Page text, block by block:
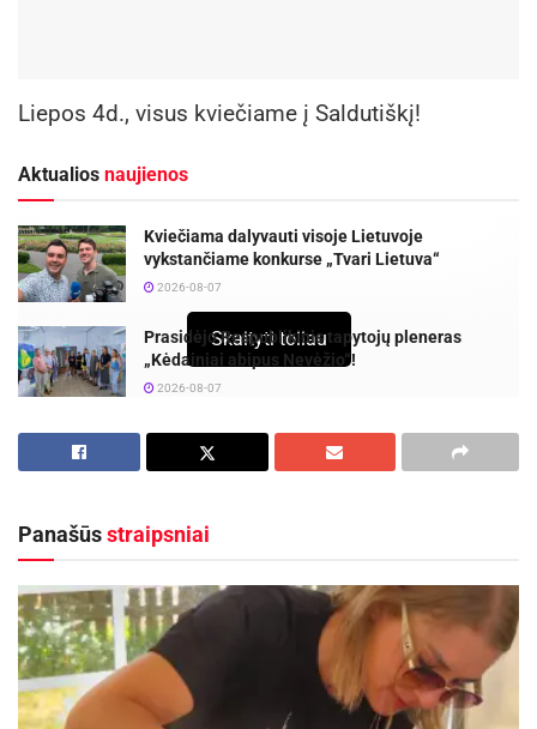
Liepos 4d., visus kviečiame į Saldutiškį!
Aktualios naujienos
Kviečiama dalyvauti visoje Lietuvoje
vykstančiame konkurse „Tvari Lietuva“
2026-08-07
Prasidėjo Respublikinis tapytojų pleneras
„Kėdainiai abipus Nevėžio“!
2026-08-07
Skaityti toliau
Panašūsstraipsniai